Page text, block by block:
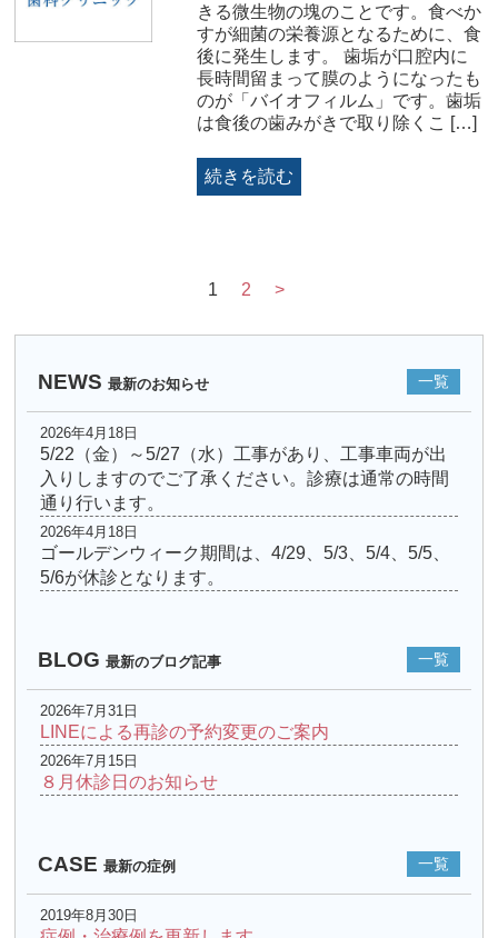
きる微生物の塊のことです。食べか
すが細菌の栄養源となるために、食
後に発生します。 歯垢が口腔内に
長時間留まって膜のようになったも
のが「バイオフィルム」です。歯垢
は食後の歯みがきで取り除くこ […]
続きを読む
1 2 >
NEWS 最新のお知らせ 一覧
2026年4月18日
5/22（金）～5/27（水）工事があり、工事車両が出
入りしますのでご了承ください。診療は通常の時間
通り行います。
2026年4月18日
ゴールデンウィーク期間は、4/29、5/3、5/4、5/5、
5/6が休診となります。
BLOG 最新のブログ記事 一覧
2026年7月31日
LINEによる再診の予約変更のご案内
2026年7月15日
８月休診日のお知らせ
CASE 最新の症例 一覧
2019年8月30日